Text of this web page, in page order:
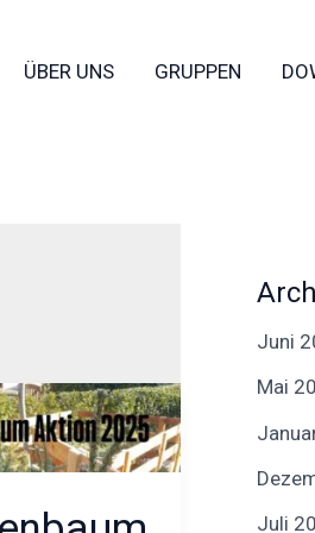
ÜBER UNS GRUPPEN
Juni
Mai
Juli